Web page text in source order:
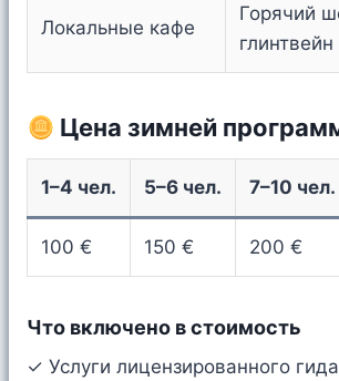
Локальные кафе
Горячий
глинтвейн
Цена зимней
1–4 чел. 5–6 чел. 7–10 чел.
100 € 150 € 200 €
Что включено в стоимость
✓ Услуги лицензированного